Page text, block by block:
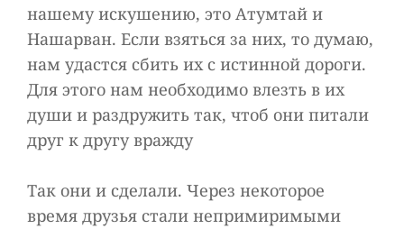
нашему искушению, это Атумтай и
Нашарван. Если взяться за них, то думаю,
нам удастся сбить их с истинной дороги.
Для этого нам необходимо влезть в их
души и раздружить так, чтоб они питали
друг к другу вражду
Так они и сделали. Через некоторое
время друзья стали непримиримыми